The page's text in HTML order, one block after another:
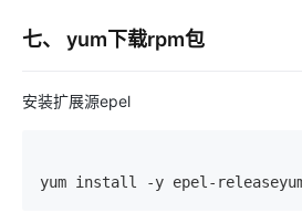
七、 yum下载rpm包
安装扩展源epel
yum install -y epel-